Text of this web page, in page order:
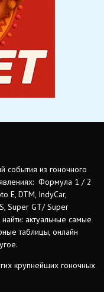
события из гоночного
Формула 1 / 2
E, DTM, IndyCar,
Super GT/ Super
актуальные самые
таблицы, онлайн
крупнейших гоночных